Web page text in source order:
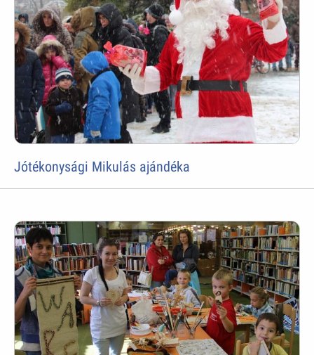
Jótékonysági Mikulás ajándéka